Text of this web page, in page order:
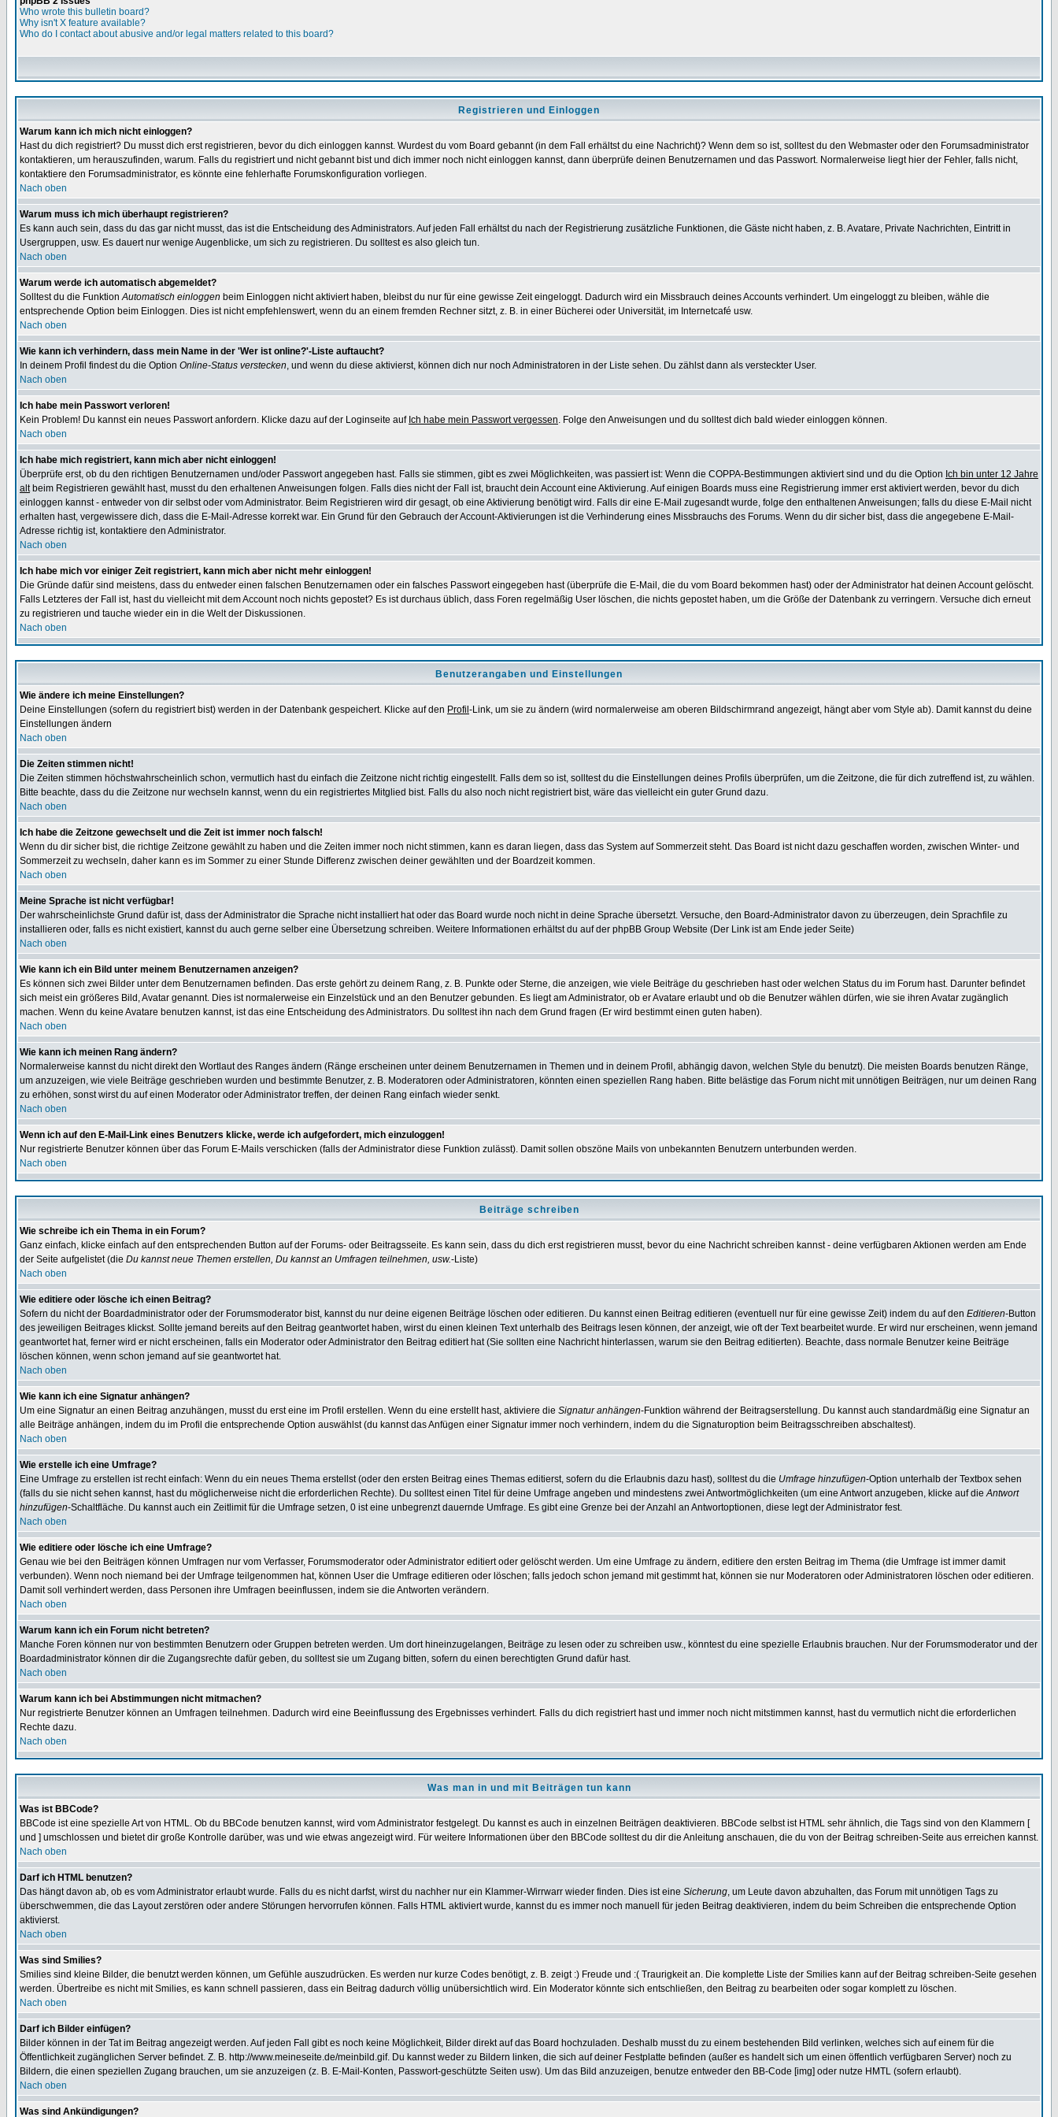
Who wrote this bulletin board?
Why isn't X feature available?
Who do I contact about abusive and/or legal matters related to this board?
Registrieren und Einloggen
Warum kann ich mich nicht einloggen?
Hast du dich registriert? Du musst dich erst registrieren, bevor du dich einloggen kannst. Wurdest du vom Board gebannt (in dem Fall erhältst du eine Nachricht)? Wenn dem so ist, solltest du den Webmaster oder den Forumsadministrator
kontaktieren, um herauszufinden, warum. Falls du registriert und nicht gebannt bist und dich immer noch nicht einloggen kannst, dann überprüfe deinen Benutzernamen und das Passwort. Normalerweise liegt hier der Fehler, falls nicht,
kontaktiere den Forumsadministrator, es könnte eine fehlerhafte Forumskonfiguration vorliegen.
Nach oben
Warum muss ich mich überhaupt registrieren?
Es kann auch sein, dass du das gar nicht musst, das ist die Entscheidung des Administrators. Auf jeden Fall erhältst du nach der Registrierung zusätzliche Funktionen, die Gäste nicht haben, z. B. Avatare, Private Nachrichten, Eintritt in
Usergruppen, usw. Es dauert nur wenige Augenblicke, um sich zu registrieren. Du solltest es also gleich tun.
Nach oben
Warum werde ich automatisch abgemeldet?
Solltest du die FunktionAutomatisch einloggen beim Einloggen nicht aktiviert haben, bleibst du nur für eine gewisse Zeit eingeloggt. Dadurch wird ein Missbrauch deines Accounts verhindert. Um eingeloggt zu bleiben, wähle die
entsprechende Option beim Einloggen. Dies ist nicht empfehlenswert, wenn du an einem fremden Rechner sitzt, z. B. in einer Bücherei oder Universität, im Internetcafé usw.
Nach oben
Wie kann ich verhindern, dass mein Name in der 'Wer ist online?'-Liste auftaucht?
In deinem Profil findest du die Option Online-Status verstecken, und wenn du diese aktivierst, können dich nur noch Administratoren in der Liste sehen. Du zählst dann als versteckter User.
Nach oben
Ich habe mein Passwort verloren!
Kein Problem! Du kannst ein neues Passwort anfordern. Klicke dazu auf der Loginseite auf Ich habe mein Passwort vergessen. Folge den Anweisungen und du solltest dich bald wieder einloggen können.
Nach oben
Ich habe mich registriert, kann mich aber nicht einloggen!
Überprüfe erst, ob du den richtigen Benutzernamen und/oder Passwort angegeben hast. Falls sie stimmen, gibt es zwei Möglichkeiten, was passiert ist: Wenn die COPPA-Bestimmungen aktiviert sind und du die Option Ich bin unter 12 Jahre
altbeim Registrieren gewählt hast, musst du den erhaltenen Anweisungen folgen. Falls dies nicht der Fall ist, braucht dein Account eine Aktivierung. Auf einigen Boards muss eine Registrierung immer erst aktiviert werden, bevor du dich
einloggen kannst - entweder von dir selbst oder vom Administrator. Beim Registrieren wird dir gesagt, ob eine Aktivierung benötigt wird. Falls dir eine E-Mail zugesandt wurde, folge den enthaltenen Anweisungen; falls du diese E-Mail nicht
erhalten hast, vergewissere dich, dass die E-Mail-Adresse korrekt war. Ein Grund für den Gebrauch der Account-Aktivierungen ist die Verhinderung eines Missbrauchs des Forums. Wenn du dir sicher bist, dass die angegebene E-Mail-
Adresse richtig ist, kontaktiere den Administrator.
Nach oben
Ich habe mich vor einiger Zeit registriert, kann mich aber nicht mehr einloggen!
Die Gründe dafür sind meistens, dass du entweder einen falschen Benutzernamen oder ein falsches Passwort eingegeben hast (überprüfe die E-Mail, die du vom Board bekommen hast) oder der Administrator hat deinen Account gelöscht.
Falls Letzteres der Fall ist, hast du vielleicht mit dem Account noch nichts gepostet? Es ist durchaus üblich, dass Foren regelmäßig User löschen, die nichts gepostet haben, um die Größe der Datenbank zu verringern. Versuche dich erneut
zu registrieren und tauche wieder ein in die Welt der Diskussionen.
Nach oben
Benutzerangaben und Einstellungen
Wie ändere ich meine Einstellungen?
Deine Einstellungen (sofern du registriert bist) werden in der Datenbank gespeichert. Klicke auf den Profil -Link, um sie zu ändern (wird normalerweise am oberen Bildschirmrand angezeigt, hängt aber vom Style ab). Damit kannst du deine
Einstellungen ändern
Nach oben
Die Zeiten stimmen nicht!
Die Zeiten stimmen höchstwahrscheinlich schon, vermutlich hast du einfach die Zeitzone nicht richtig eingestellt. Falls dem so ist, solltest du die Einstellungen deines Profils überprüfen, um die Zeitzone, die für dich zutreffend ist, zu wählen.
Bitte beachte, dass du die Zeitzone nur wechseln kannst, wenn du ein registriertes Mitglied bist. Falls du also noch nicht registriert bist, wäre das vielleicht ein guter Grund dazu.
Nach oben
Ich habe die Zeitzone gewechselt und die Zeit ist immer noch falsch!
Wenn du dir sicher bist, die richtige Zeitzone gewählt zu haben und die Zeiten immer noch nicht stimmen, kann es daran liegen, dass das System auf Sommerzeit steht. Das Board ist nicht dazu geschaffen worden, zwischen Winter- und
Sommerzeit zu wechseln, daher kann es im Sommer zu einer Stunde Differenz zwischen deiner gewählten und der Boardzeit kommen.
Nach oben
Meine Sprache ist nicht verfügbar!
Der wahrscheinlichste Grund dafür ist, dass der Administrator die Sprache nicht installiert hat oder das Board wurde noch nicht in deine Sprache übersetzt. Versuche, den Board-Administrator davon zu überzeugen, dein Sprachfile zu
installieren oder, falls es nicht existiert, kannst du auch gerne selber eine Übersetzung schreiben. Weitere Informationen erhältst du auf der phpBB Group Website (Der Link ist am Ende jeder Seite)
Nach oben
Wie kann ich ein Bild unter meinem Benutzernamen anzeigen?
Es können sich zwei Bilder unter dem Benutzernamen befinden. Das erste gehört zu deinem Rang, z. B. Punkte oder Sterne, die anzeigen, wie viele Beiträge du geschrieben hast oder welchen Status du im Forum hast. Darunter befindet
sich meist ein größeres Bild, Avatar genannt. Dies ist normalerweise ein Einzelstück und an den Benutzer gebunden. Es liegt am Administrator, ob er Avatare erlaubt und ob die Benutzer wählen dürfen, wie sie ihren Avatar zugänglich
machen. Wenn du keine Avatare benutzen kannst, ist das eine Entscheidung des Administrators. Du solltest ihn nach dem Grund fragen (Er wird bestimmt einen guten haben).
Nach oben
Wie kann ich meinen Rang ändern?
Normalerweise kannst du nicht direkt den Wortlaut des Ranges ändern (Ränge erscheinen unter deinem Benutzernamen in Themen und in deinem Profil, abhängig davon, welchen Style du benutzt). Die meisten Boards benutzen Ränge,
um anzuzeigen, wie viele Beiträge geschrieben wurden und bestimmte Benutzer, z. B. Moderatoren oder Administratoren, könnten einen speziellen Rang haben. Bitte belästige das Forum nicht mit unnötigen Beiträgen, nur um deinen Rang
zu erhöhen, sonst wirst du auf einen Moderator oder Administrator treffen, der deinen Rang einfach wieder senkt.
Nach oben
Wenn ich auf den E-Mail-Link eines Benutzers klicke, werde ich aufgefordert, mich einzuloggen!
Nur registrierte Benutzer können über das Forum E-Mails verschicken (falls der Administrator diese Funktion zulässt). Damit sollen obszöne Mails von unbekannten Benutzern unterbunden werden.
Nach oben
Beiträge schreiben
Wie schreibe ich ein Thema in ein Forum?
Ganz einfach, klicke einfach auf den entsprechenden Button auf der Forums- oder Beitragsseite. Es kann sein, dass du dich erst registrieren musst, bevor du eine Nachricht schreiben kannst - deine verfügbaren Aktionen werden am Ende
der Seite aufgelistet (die Du kannst neue Themen erstellen, Du kannst an Umfragen teilnehmen, usw.-Liste)
Nach oben
Wie editiere oder lösche ich einen Beitrag?
Sofern du nicht der Boardadministrator oder der Forumsmoderator bist, kannst du nur deine eigenen Beiträge löschen oder editieren. Du kannst einen Beitrag editieren (eventuell nur für eine gewisse Zeit) indem du auf den Editieren-Button
des jeweiligen Beitrages klickst. Sollte jemand bereits auf den Beitrag geantwortet haben, wirst du einen kleinen Text unterhalb des Beitrags lesen können, der anzeigt, wie oft der Text bearbeitet wurde. Er wird nur erscheinen, wenn jemand
geantwortet hat, ferner wird er nicht erscheinen, falls ein Moderator oder Administrator den Beitrag editiert hat (Sie sollten eine Nachricht hinterlassen, warum sie den Beitrag editierten). Beachte, dass normale Benutzer keine Beiträge
löschen können, wenn schon jemand auf sie geantwortet hat.
Nach oben
Wie kann ich eine Signatur anhängen?
Um eine Signatur an einen Beitrag anzuhängen, musst du erst eine im Profil erstellen. Wenn du eine erstellt hast, aktiviere die Signatur anhängen-Funktion während der Beitragserstellung. Du kannst auch standardmäßig eine Signatur an
alle Beiträge anhängen, indem du im Profil die entsprechende Option auswählst (du kannst das Anfügen einer Signatur immer noch verhindern, indem du die Signaturoption beim Beitragsschreiben abschaltest).
Nach oben
Wie erstelle ich eine Umfrage?
Eine Umfrage zu erstellen ist recht einfach: Wenn du ein neues Thema erstellst (oder den ersten Beitrag eines Themas editierst, sofern du die Erlaubnis dazu hast), solltest du die Umfrage hinzufügen-Option unterhalb der Textbox sehen
(falls du sie nicht sehen kannst, hast du möglicherweise nicht die erforderlichen Rechte). Du solltest einen Titel für deine Umfrage angeben und mindestens zwei Antwortmöglichkeiten (um eine Antwort anzugeben, klicke auf dieAntwort
hinzufügen-Schaltfläche. Du kannst auch ein Zeitlimit für die Umfrage setzen, 0 ist eine unbegrenzt dauernde Umfrage. Es gibt eine Grenze bei der Anzahl an Antwortoptionen, diese legt der Administrator fest.
Nach oben
Wie editiere oder lösche ich eine Umfrage?
Genau wie bei den Beiträgen können Umfragen nur vom Verfasser, Forumsmoderator oder Administrator editiert oder gelöscht werden. Um eine Umfrage zu ändern, editiere den ersten Beitrag im Thema (die Umfrage ist immer damit
verbunden). Wenn noch niemand bei der Umfrage teilgenommen hat, können User die Umfrage editieren oder löschen; falls jedoch schon jemand mit gestimmt hat, können sie nur Moderatoren oder Administratoren löschen oder editieren.
Damit soll verhindert werden, dass Personen ihre Umfragen beeinflussen, indem sie die Antworten verändern.
Nach oben
Warum kann ich ein Forum nicht betreten?
Manche Foren können nur von bestimmten Benutzern oder Gruppen betreten werden. Um dort hineinzugelangen, Beiträge zu lesen oder zu schreiben usw., könntest du eine spezielle Erlaubnis brauchen. Nur der Forumsmoderator und der
Boardadministrator können dir die Zugangsrechte dafür geben, du solltest sie um Zugang bitten, sofern du einen berechtigten Grund dafür hast.
Nach oben
Warum kann ich bei Abstimmungen nicht mitmachen?
Nur registrierte Benutzer können an Umfragen teilnehmen. Dadurch wird eine Beeinflussung des Ergebnisses verhindert. Falls du dich registriert hast und immer noch nicht mitstimmen kannst, hast du vermutlich nicht die erforderlichen
Rechte dazu.
Nach oben
Was man in und mit Beiträgen tun kann
Was ist BBCode?
BBCode ist eine spezielle Art von HTML. Ob du BBCode benutzen kannst, wird vom Administrator festgelegt. Du kannst es auch in einzelnen Beiträgen deaktivieren. BBCode selbst ist HTML sehr ähnlich, die Tags sind von den Klammern [
und ] umschlossen und bietet dir große Kontrolle darüber, was und wie etwas angezeigt wird. Für weitere Informationen über den BBCode solltest du dir die Anleitung anschauen, die du von der Beitrag schreiben-Seite aus erreichen kannst.
Nach oben
Darf ich HTML benutzen?
Das hängt davon ab, ob es vom Administrator erlaubt wurde. Falls du es nicht darfst, wirst du nachher nur ein Klammer-Wirrwarr wieder finden. Dies ist eine Sicherung, um Leute davon abzuhalten, das Forum mit unnötigen Tags zu
überschwemmen, die das Layout zerstören oder andere Störungen hervorrufen können. Falls HTML aktiviert wurde, kannst du es immer noch manuell für jeden Beitrag deaktivieren, indem du beim Schreiben die entsprechende Option
aktivierst.
Nach oben
Was sind Smilies?
Smilies sind kleine Bilder, die benutzt werden können, um Gefühle auszudrücken. Es werden nur kurze Codes benötigt, z. B. zeigt :) Freude und :( Traurigkeit an. Die komplette Liste der Smilies kann auf der Beitrag schreiben-Seite gesehen
werden. Übertreibe es nicht mit Smilies, es kann schnell passieren, dass ein Beitrag dadurch völlig unübersichtlich wird. Ein Moderator könnte sich entschließen, den Beitrag zu bearbeiten oder sogar komplett zu löschen.
Nach oben
Darf ich Bilder einfügen?
Bilder können in der Tat im Beitrag angezeigt werden. Auf jeden Fall gibt es noch keine Möglichkeit, Bilder direkt auf das Board hochzuladen. Deshalb musst du zu einem bestehenden Bild verlinken, welches sich auf einem für die
Öffentlichkeit zugänglichen Server befindet. Z. B. http://www.meineseite.de/meinbild.gif. Du kannst weder zu Bildern linken, die sich auf deiner Festplatte befinden (außer es handelt sich um einen öffentlich verfügbaren Server) noch zu
Bildern, die einen speziellen Zugang brauchen, um sie anzuzeigen (z. B. E-Mail-Konten, Passwort-geschützte Seiten usw). Um das Bild anzuzeigen, benutze entweder den BB-Code [img] oder nutze HMTL (sofern erlaubt).
Nach oben
Was sind Ankündigungen?